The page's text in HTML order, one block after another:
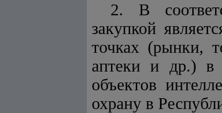
2. В
закупкой
точках (рынки,
аптеки и др.) в
объектов
охрану в